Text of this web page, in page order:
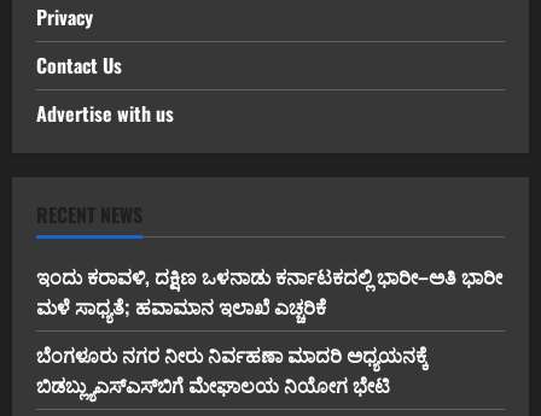
Privacy
Contact Us
Advertise with us
RECENT NEWS
ಇಂದು ಕರಾವಳಿ, ದಕ್ಷಿಣ ಒಳನಾಡು ಕರ್ನಾಟಕದಲ್ಲಿ ಭಾರೀ–ಅತಿ ಭಾರೀ
ಮಳೆ ಸಾಧ್ಯತೆ; ಹವಾಮಾನ ಇಲಾಖೆ ಎಚ್ಚರಿಕೆ
ಬೆಂಗಳೂರು ನಗರ ನೀರು ನಿರ್ವಹಣಾ ಮಾದರಿ ಅಧ್ಯಯನಕ್ಕೆ
ಬಿ‌ಡಬ್ಲ್ಯು‌ಎಸ್‌ಎಸ್‌ಬಿಗೆ ಮೇಘಾಲಯ ನಿಯೋಗ ಭೇಟಿ